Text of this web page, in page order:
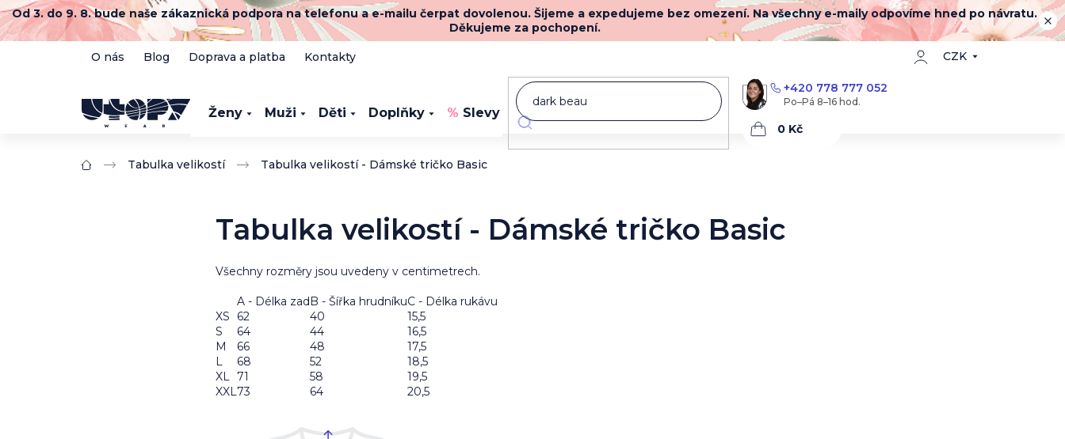
Přejít
na
obsah
Od 3. do 9. 8. bude naše zákaznická podpora na telefonu a e-mailu čerpat dovolenou. Šijeme a expedujeme bez omezení. Na všechny e-maily odpovíme hned po návratu.
Děkujeme za pochopení.
O nás Blog Doprava a platba Kontakty CZK
+420 778 777 052
Nákupní
Ženy Muži Děti Doplňky Slevy Novinky
Domů Tabulka velikostí Tabulka velikostí - Dámské tričko Basic
Tabulka velikostí - Dámské tričko Basic
Všechny rozměry jsou uvedeny v centimetrech.
A - Délka zadB - Šířka hrudníkuC - Délka rukávu
XS
62 40
15,5
S
64 44
16,5
M
66 48
17,5
L
68 52
18,5
XL 71 58
19,5
XXL73 64 20,5